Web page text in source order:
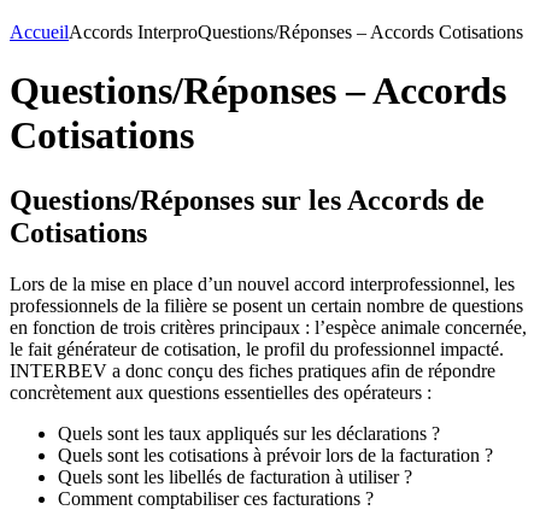
AccueilAccords InterproQuestions/Réponses – Accords Cotisations
Questions/Réponses – Accords
Cotisations
Questions/Réponses sur les Accords de
Cotisations
Lors de la mise en place d’un nouvel accord interprofessionnel, les
professionnels de la filière se posent un certain nombre de questions
en fonction de trois critères principaux : l’espèce animale concernée,
le fait générateur de cotisation, le profil du professionnel impacté.
INTERBEV a donc conçu des fiches pratiques afin de répondre
concrètement aux questions essentielles des opérateurs :
Quels sont les taux appliqués sur les déclarations ?
Quels sont les cotisations à prévoir lors de la facturation ?
Quels sont les libellés de facturation à utiliser ?
Comment comptabiliser ces facturations ?